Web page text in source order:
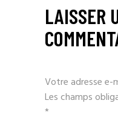
LAISSER
Votre adresse e-
Les champs
*